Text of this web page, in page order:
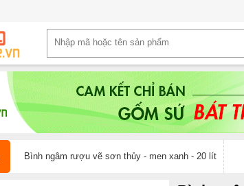
Bình ngâm rượu vẽ sơn thủy - men xanh - 20 lít